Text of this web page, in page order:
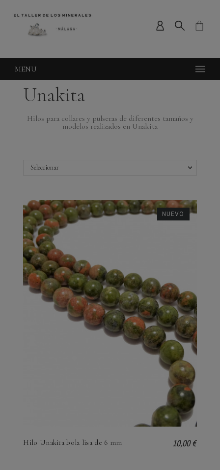
MENU
Unakita
Hilos para collares y pulseras de diferentes tamaños y
modelos realizados en Unakita
Seleccionar
Hilo Unakita bola lisa de 6 mm 10,00 €
NUEVO